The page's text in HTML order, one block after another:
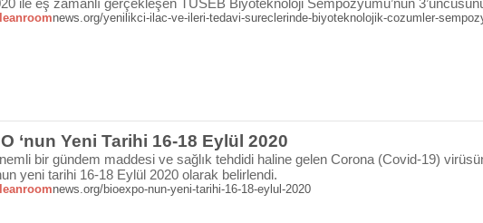
ile eş zamanlı gerçekleşen TÜSEB Biyoteknoloji Sempozyumu’nun
news.org/yenilikci-ilac-ve-ileri-tedavi-sureclerinde-biyoteknolojik-cozumler-
‘nun Yeni Tarihi 16-18 Eylül 2020
bir gündem maddesi ve sağlık tehdidi haline gelen Corona (Covid-19)
yeni tarihi 16-18 Eylül 2020 olarak belirlendi.
news.org/bioexpo-nun-yeni-tarihi-16-18-eylul-2020